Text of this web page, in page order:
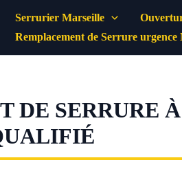
Serrurier Marseille
Remplacement de Serrure urgence
DE SERRURE